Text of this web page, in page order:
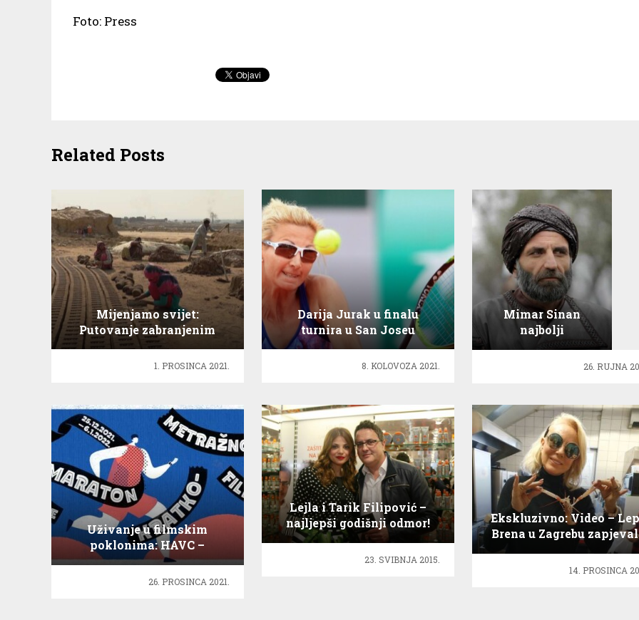
Foto: Press
Related Posts
Mijenjamo svijet:
Putovanje zabranjenim
Pakistanom
1. PROSINCA 2021.
Darija Jurak u finalu
turnira u San Joseu
8. KOLOVOZA 2021.
Mimar Sinan
najbolji
Sulejmanov
26. RUJNA
Uživanje u filmskim
poklonima: HAVC –
Filmski blagdanski darovi
26. PROSINCA 2021.
Lejla i Tarik Filipović –
najljepši godišnji odmor!
23. SVIBNJA 2015.
Ekskluzivno: Video –
Brena u Zagrebu
škampu: Bato…
14. PROSINCA